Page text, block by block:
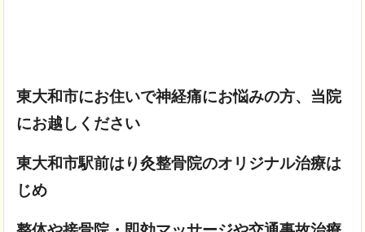
東大和市にお住いで神経痛にお悩みの方、当院
にお越しください
東大和市駅前はり灸整骨院のオリジナル治療は
じめ